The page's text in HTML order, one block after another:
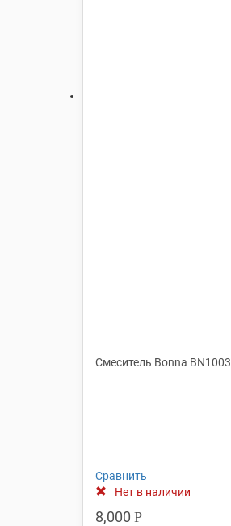
Смеситель Bonna BN1003
Сравнить
Нет в наличии
8,000 Р